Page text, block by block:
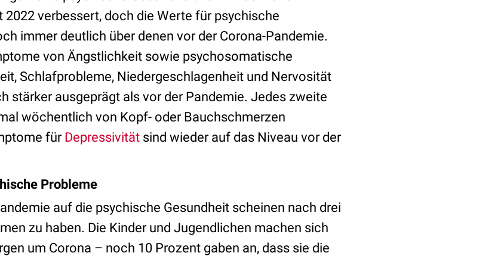
verbessert, doch die Werte für psychische
immer deutlich über denen vor der Corona-Pandemie.
von Ängstlichkeit sowie psychosomatische
Schlafprobleme, Niedergeschlagenheit und Nervosität
stärker ausgeprägt als vor der Pandemie. Jedes zweite
wöchentlich von Kopf- oder Bauchschmerzen
fürDepressivität sind wieder auf das Niveau vor der
Probleme
auf die psychische Gesundheit scheinen nach drei
zu haben. Die Kinder und Jugendlichen machen sich
um Corona – noch 10 Prozent gaben an, dass sie die